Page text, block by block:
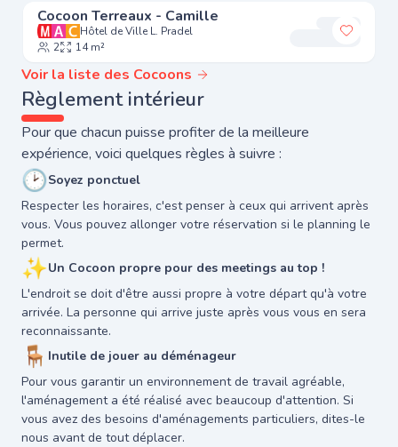
Cocoon Terreaux - Camille
Hôtel de Ville L. Pradel
2
14 m²
Voir la liste des Cocoons
Règlement intérieur
Pour que chacun puisse profiter de la meilleure
expérience, voici quelques règles à suivre :
🕑Soyez ponctuel
Respecter les horaires, c'est penser à ceux qui arrivent après
vous. Vous pouvez allonger votre réservation si le planning le
permet.
✨Un Cocoon propre pour des meetings au top !
L'endroit se doit d'être aussi propre à votre départ qu'à votre
arrivée. La personne qui arrive juste après vous vous en sera
reconnaissante.
🪑 Inutile de jouer au déménageur
Pour vous garantir un environnement de travail agréable,
l'aménagement a été réalisé avec beaucoup d'attention. Si
vous avez des besoins d'aménagements particuliers, dites-le
nous avant de tout déplacer.